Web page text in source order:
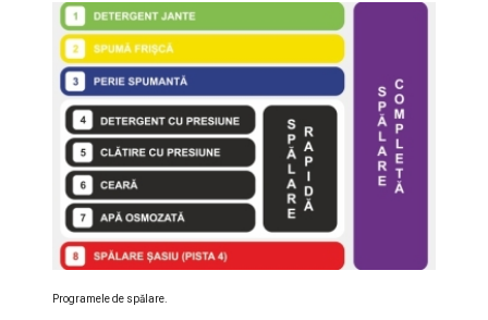
Programele de spălare.